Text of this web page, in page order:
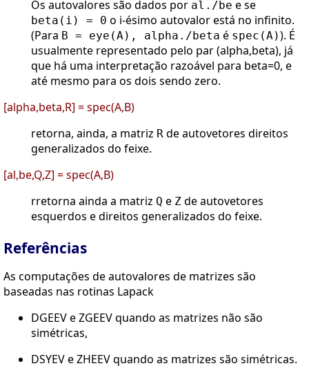
Os autovalores são dados por al./be e se
beta(i) = 0 o i-ésimo autovalor está no infinito.
(Para B = eye(A), alpha./beta é spec(A)). É
usualmente representado pelo par (alpha,beta), já
que há uma interpretação razoável para beta=0, e
até mesmo para os dois sendo zero.
[alpha,beta,R] = spec(A,B)
retorna, ainda, a matriz R de autovetores direitos
generalizados do feixe.
[al,be,Q,Z] = spec(A,B)
rretorna ainda a matriz Q e Z de autovetores
esquerdos e direitos generalizados do feixe.
Referências
As computações de autovalores de matrizes são
baseadas nas rotinas Lapack
DGEEV e ZGEEV quando as matrizes não são
simétricas,
DSYEV e ZHEEV quando as matrizes são simétricas.